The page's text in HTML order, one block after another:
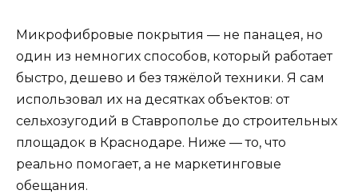
Микрофибровые покрытия — не панацея, но
один из немногих способов, который работает
быстро, дешево и без тяжёлой техники. Я сам
использовал их на десятках объектов: от
сельхозугодий в Ставрополье до строительных
площадок в Краснодаре. Ниже — то, что
реально помогает, а не маркетинговые
обещания.